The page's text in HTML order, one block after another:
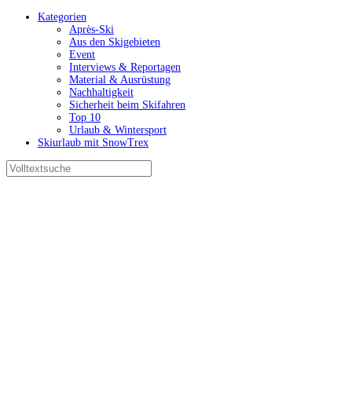
Kategorien
Après-Ski
Aus den Skigebieten
Event
Interviews & Reportagen
Material & Ausrüstung
Nachhaltigkeit
Sicherheit beim Skifahren
Top 10
Urlaub & Wintersport
Skiurlaub mit SnowTrex